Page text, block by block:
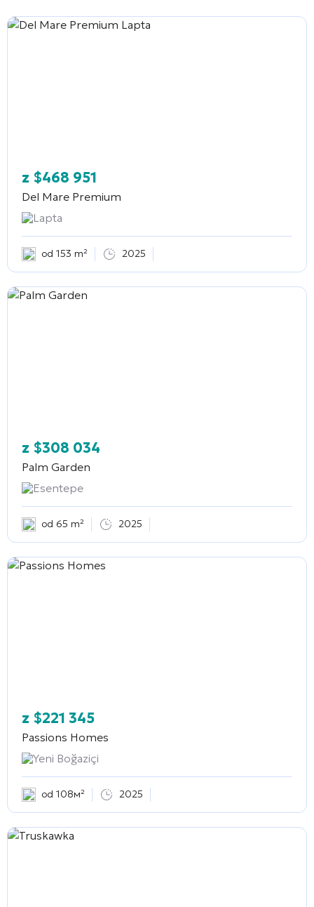
z $468 951
Del Mare Premium
Lapta
od 153 m² 2025
z $308 034
Palm Garden
Esentepe
od 65 m² 2025
z $221 345
Passions Homes
Yeni Boğaziçi
od 108м² 2025